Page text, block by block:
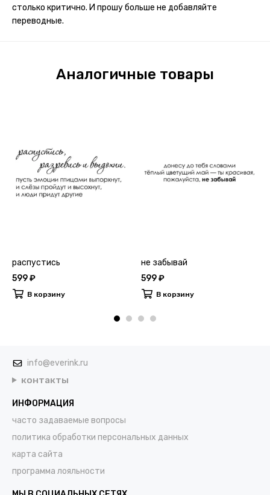
столько критично. И прошу больше не добавляйте
переводные.
Аналогичные товары
распустись
599 ₽
В корзину
не забывай
599 ₽
В корзину
info@everink.ru
контакты
ИНФОРМАЦИЯ
часто задаваемые вопросы
политика обработки персональных данных
карта сайта
программа лояльности